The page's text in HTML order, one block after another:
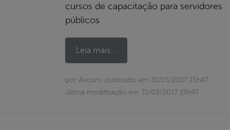
cursos de capacitação para servidores
públicos
Leia mais...
por Ascom, publicado em 31/05/2017 15h47,
última modificação em 31/05/2017 15h47